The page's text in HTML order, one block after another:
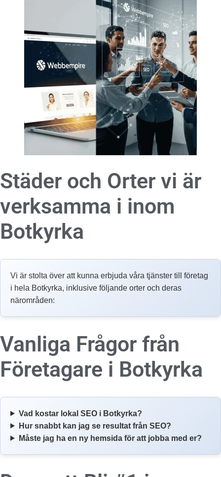
Städer och Orter vi är
verksamma i inom
Botkyrka
Vi är stolta över att kunna erbjuda våra tjänster till företag
i hela Botkyrka, inklusive följande orter och deras
närområden:
Vanliga Frågor från
Företagare i Botkyrka
Vad kostar lokal SEO i Botkyrka?
Hur snabbt kan jag se resultat från SEO?
Måste jag ha en ny hemsida för att jobba med er?